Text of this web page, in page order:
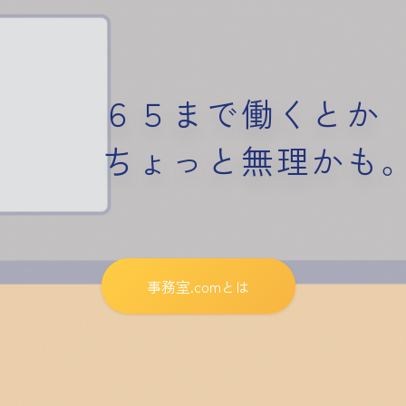
６５まで働くとか
ちょっと無理かも
事務室.comとは